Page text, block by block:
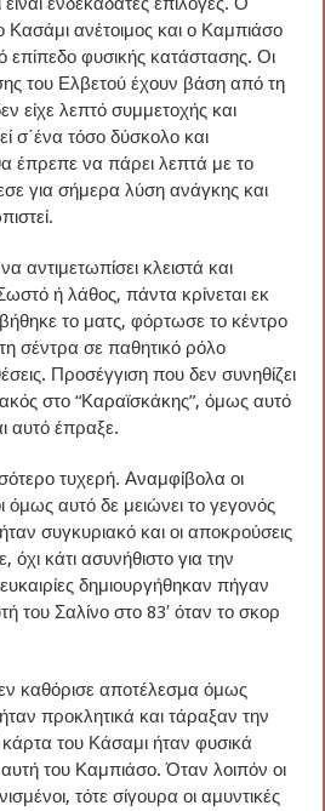
Κασάμι ανέτοιμος και ο Καμπιάσο
επίπεδο φυσικής κατάστασης. Οι
του Ελβετού έχουν βάση από τη
είχε λεπτό συμμετοχής και
σ΄ένα τόσο δύσκολο και
έπρεπε να πάρει λεπτά με το
για σήμερα λύση ανάγκης και
αντιμετωπίσει κλειστά και
ή λάθος, πάντα κρίνεται εκ
το ματς, φόρτωσε το κέντρο
σέντρα σε παθητικό ρόλο
Προσέγγιση που δεν συνηθίζει
στο “Καραϊσκάκης”, όμως αυτό
αυτό έπραξε.
τυχερή. Αναμφίβολα οι
όμως αυτό δε μειώνει το γεγονός
συγκυριακό και οι αποκρούσεις
όχι κάτι ασυνήθιστο για την
δημιουργήθηκαν πήγαν
του Σαλίνο στο 83′ όταν το σκορ
καθόρισε αποτέλεσμα όμως
προκλητικά και τάραξαν την
του Κάσαμι ήταν φυσικά
του Καμπιάσο. Όταν λοιπόν οι
τότε σίγουρα οι αμυντικές